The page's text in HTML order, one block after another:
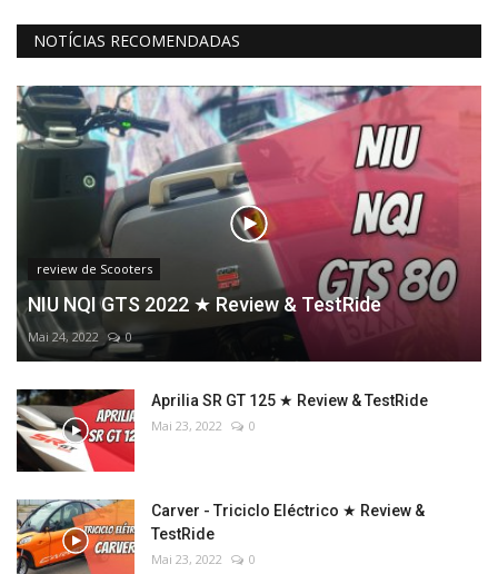
NOTÍCIAS RECOMENDADAS
review de Scooters
NIU NQI GTS 2022 ★ Review & TestRide
Mai 24, 2022 0
Aprilia SR GT 125 ★ Review & TestRide
Mai 23, 2022 0
Carver - Triciclo Eléctrico ★ Review &
TestRide
Mai 23, 2022 0